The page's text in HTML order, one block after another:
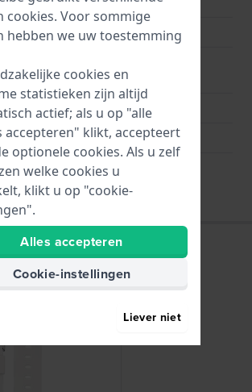
Zilver
uur
uur (mm)
120 mm
Bandpennen
Nee
cookies. Voor sommige
hebben we uw toestemming
cookies en
statistieken zijn altijd
actief; als u op "alle
accepteren" klikt, accepteert
optionele cookies. Als u zelf
welke cookies u
klikt u op "cookie-
Alles accepteren
Cookie-instellingen
Liever niet